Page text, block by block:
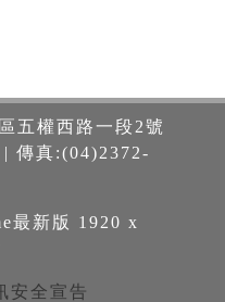
五權西路一段2號
傳真:(04)2372-
最新版 1920 x
安全宣告